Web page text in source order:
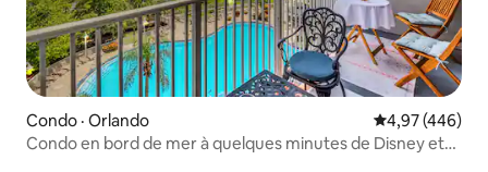
Condo · Orlando Note
4,97 (446)
Condo en bord de mer à quelques minutes de Disney et